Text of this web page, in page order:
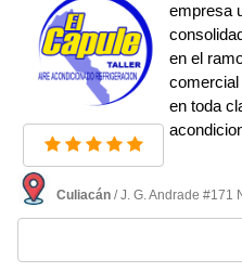
empresa
en el
en toda
Culiacán / J. G. Andrade #171